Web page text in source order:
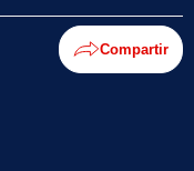
Compartir